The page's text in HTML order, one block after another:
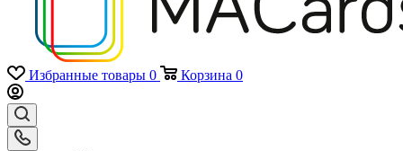
Избранные товары 0 Корзина 0